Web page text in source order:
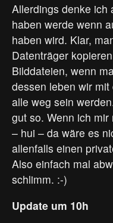
Allerdings denke ich
haben werde wenn
haben wird. Klar,
Datenträger
Bilddateien, wenn
dessen leben wir
alle weg sein
gut so. Wenn ich
– hui – da wäre es
allenfalls einen
Also einfach mal
schlimm. :-)
Update um 10h